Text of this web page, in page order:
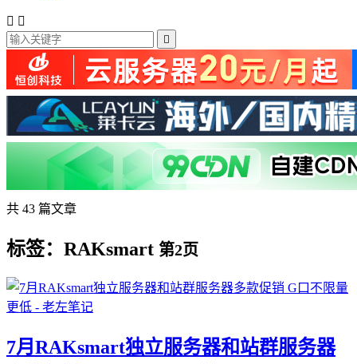
 

共 43 篇文章
标签：RAKsmart 第2页
7月RAKsmart独立服务器和站群服务器